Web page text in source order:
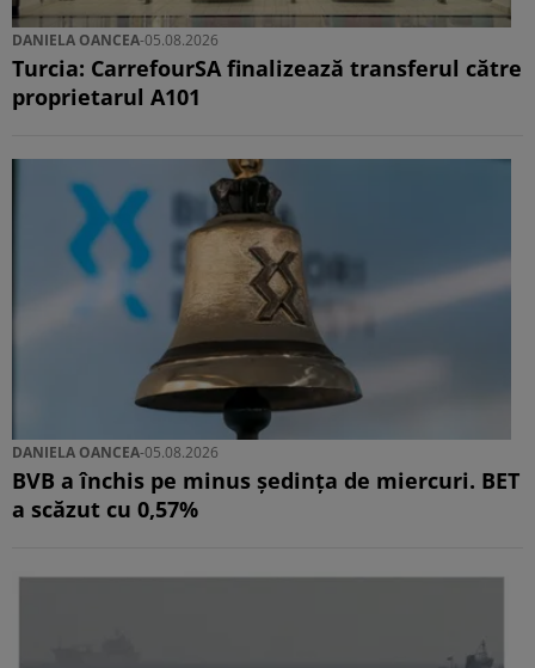
DANIELA OANCEA-05.08.2026
Turcia: CarrefourSA finalizează transferul către
proprietarul A101
DANIELA OANCEA-05.08.2026
BVB a închis pe minus ședința de miercuri. BET
a scăzut cu 0,57%